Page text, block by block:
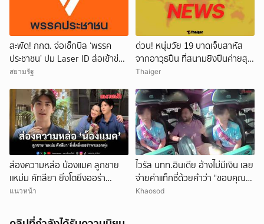
สะพัด! กกต. จ่อเช็กบิล ‘พรรค
ประชาชน’ ปม Laser ID ส่อเข้าข่าย
ยุบพรรคตาม ม.92
สยามรัฐ
ด่วน! หนุ่มวัย 19 บาดเจ็บสาหัส
จากอาวุธปืน ที่สนามยิงปืนค่ายสุร
นารี โคราช ตำรวจเร่งสอบสาเหตุ
Thaiger
ส่องความหล่อ น้องแมค ลูกชาย
แหม่ม คัทลียา ยิ่งโตยิ่งออร่า
พระเอกพุ่ง
แนวหน้า
ไวรัล นทท.อินเดีย อ้างไม่มีเงิน เลย
จ่ายค่าแท็กซี่ด้วยคำว่า "ขอบคุณ"
คนขับอึ้ง แห่วิจารณ์
Khaosod